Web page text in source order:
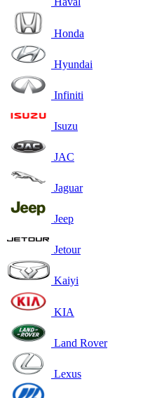
Honda
Hyundai
Infiniti
Isuzu
JAC
Jaguar
Jeep
Jetour
Kaiyi
KIA
Land Rover
Lexus